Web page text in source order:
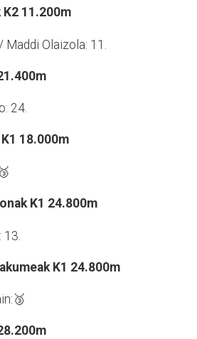
K2 11.200m
Olaizola: 11.
24.
18.000m
K1 24.800m
K1 24.800m